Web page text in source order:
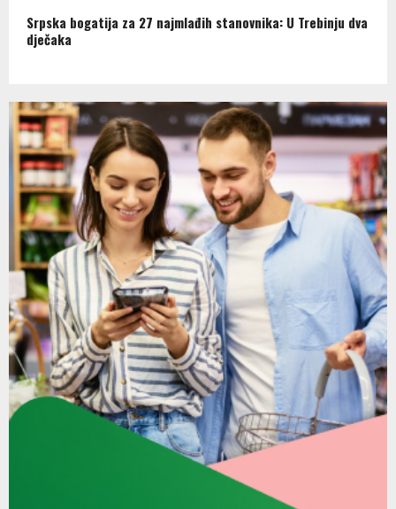
Srpska bogatija za 27 najmlađih stanovnika: U Trebinju dva
dječaka